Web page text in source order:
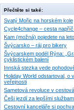
Přečtěte si také:
Svatý Mořic na horském kole
Cycle4change – cesta
Kam (možná) pojedete na
Švýcarsko – ráj pro bikery
Švýcarskem podél Rýna:
cyklistickém balení
Innská stezka vede
Holiday World odstartoval, o
veřejnosti
Sametová revoluce v
Češi jezdí za lepšími
Cestovní kanceláře si